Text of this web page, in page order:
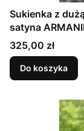
Sukienka z
satyna
Cena
325,00 zł
Do koszyka